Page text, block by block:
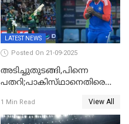
LATEST NEWS
Posted On 21-09-2025
അടിച്ചുതുടങ്ങി,പിന്നെ
പതറി;പാകിസ്‌ഥാനെതിരെ
വിജയലക്ഷ്യം
1 Min Read View All